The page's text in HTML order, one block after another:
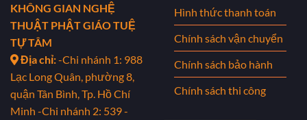
KHÔNG GIAN NGHỆ
THUẬT PHẬT GIÁO TUỆ
TỰ TÂM
Địa chỉ:-Chi nhánh 1: 988
Lạc Long Quân, phường 8,
quận Tân Bình, Tp. Hồ Chí
Minh -Chi nhánh 2: 539 -
Hình thức thanh toán
Chính sách vận chuyển
Chính sách bảo hành
Chính sách thi công